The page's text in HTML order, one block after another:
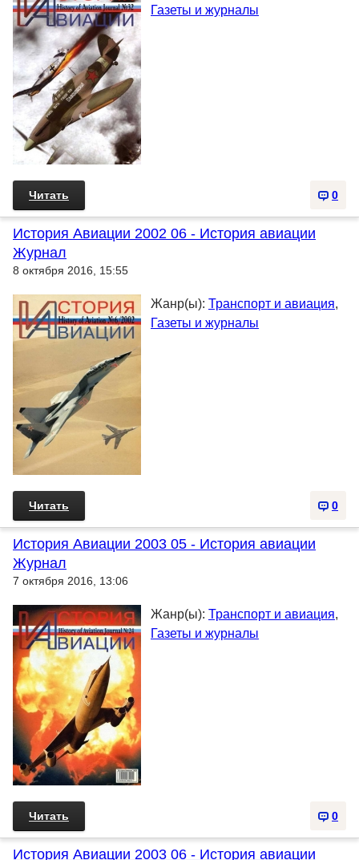
Газеты и журналы
0
Читать
История Авиации 2002 06 - История авиации
Журнал
8 октября 2016, 15:55
Жанр(ы): Транспорт и авиация,
Газеты и журналы
0
Читать
История Авиации 2003 05 - История авиации
Журнал
7 октября 2016, 13:06
Жанр(ы): Транспорт и авиация,
Газеты и журналы
0
Читать
История Авиации 2003 06 - История авиации